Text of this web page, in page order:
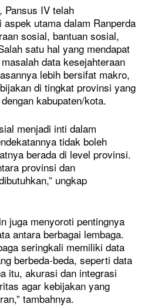
Pansus IV telah
utama dalam Ranperda
sosial, bantuan sosial,
satu hal yang mendapat
data kesejahteraan
lebih bersifat makro,
di tingkat provinsi yang
kabupaten/kota.
menjadi inti dalam
tidak boleh
berada di level provinsi.
provinsi dan
ungkap
juga menyoroti pentingnya
antara berbagai lembaga.
seringkali memiliki data
berbeda-beda, seperti data
itu, akurasi dan integrasi
agar kebijakan yang
tambahnya.